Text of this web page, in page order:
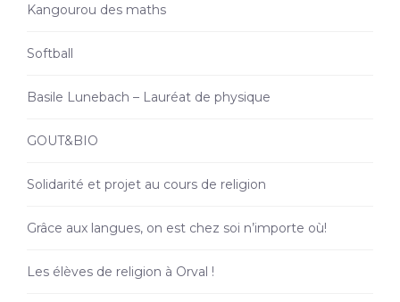
Kangourou des maths
Softball
Basile Lunebach – Lauréat de physique
GOUT&BIO
Solidarité et projet au cours de religion
Grâce aux langues, on est chez soi n’importe où!
Les élèves de religion à Orval !